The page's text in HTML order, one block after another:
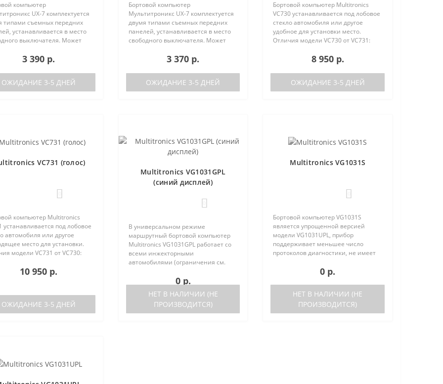
компьютер
UX-7 комплектуется
типами съемных передних
устанавливается в место
выключателя. Может
GrantaЛада
/ Калина-2Лада Приора /
2Лада 110Ла..
3 390 р.
ОЖИДАНИЕ 3-5 ДНЕЙ
Бортовой компьютер
Мультитроникс UX-7 комплектуется
двумя типами съемных передних
панелей, устанавливается в место
свободного выключателя. Может
автомобили:Lada GrantaЛада
Калина / Калина-2Лада Приора /
Приора-2Лада 110Ла..
3 370 р.
ОЖИДАНИЕ 3-5 ДНЕЙ
Бортовой компьютер Multitronics
VC730 устанавливается под лобовое
стекло автомобиля или другое
удобное для установки место.
Отличия модели VC730 от VC731:
(модель VC731 с голосом)
поддерживаемые протоколы диаг..
8 950 р.
ОЖИДАНИЕ 3-5 ДНЕЙ
VC731 (голос)
компьютер Multitronics
устанавливается под лобовое
автомобиля или другое
место для установки.
модели VC731 от VC730:
VC730 без голоса)
10 950 р.
ОЖИДАНИЕ 3-5 ДНЕЙ
Multitronics VG1031GPL
(синий дисплей)
В универсальном режиме
маршрутный бортовой компьютер
Multitronics VG1031GPL работает со
всеми инжекторными
автомобилями (ограничения см.
компьютер поддерживает большое
иномарок. Отличия р..
0 р.
НЕТ В НАЛИЧИИ (НЕ
ПРОИЗВОДИТСЯ)
Multitronics VG1031S
Бортовой компьютер VG1031S
является упрощенной версией
модели VG1031UPL, прибор
поддерживает меньшее число
протоколов диагностики, не имеет
датчика температуры. Отличия
VG1031S от VG1031UPL: отсутствует
0 р.
НЕТ В НАЛИЧИИ (НЕ
ПРОИЗВОДИТСЯ)